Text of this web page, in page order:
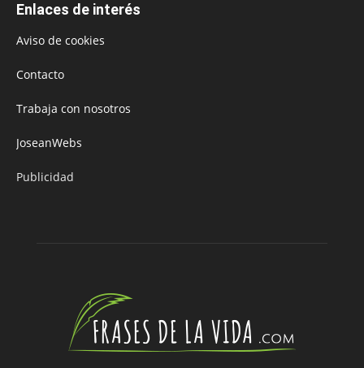
Enlaces de interés
Aviso de cookies
Contacto
Trabaja con nosotros
JoseanWebs
Publicidad